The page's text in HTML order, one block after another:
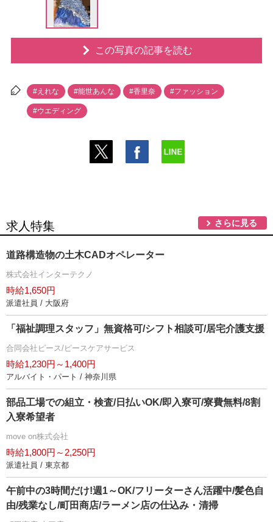
この写真の記事を読む
#えれな #能世あんな #香里奈 #ファッション
#ウエディング
求人特集 さらに見る
道路構造物の土木CADオペレーター
株式会社インターテクノ
時給1,650円
派遣社員 / 大阪府
「福祉調理スタッフ」無資格可/シフト相談可/居宅介護支援
合同会社ピース/ピースケアサービス
時給1,230円～1,400円
アルバイト・パート / 神奈川県
部品工場での組立・検査/日払いOK/即入寮可/寮費無料/8割
入寮希望者
move on株式会社
時給1,800円～2,250円
派遣社員 / 東京都
午前中の3時間だけ!週1～OK/フリーターさん活躍中/髪色自
由/残業なし/町田商店/ラーメン店の仕込み・清掃